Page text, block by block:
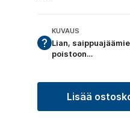
KUVAUS
Lian,
poistoon…
Lisää